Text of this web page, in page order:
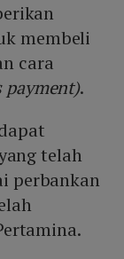
membeli
cara
payment).
telah
perbankan